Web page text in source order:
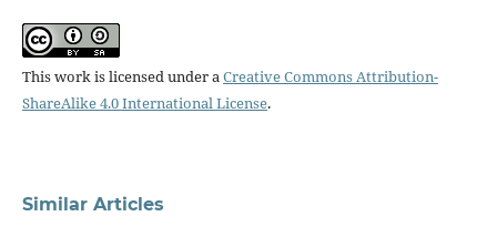
This work is licensed under aCreative Commons Attribution-
ShareAlike 4.0 International License.
Similar Articles